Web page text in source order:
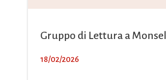
Gruppo di Lettura a
18/02/2026